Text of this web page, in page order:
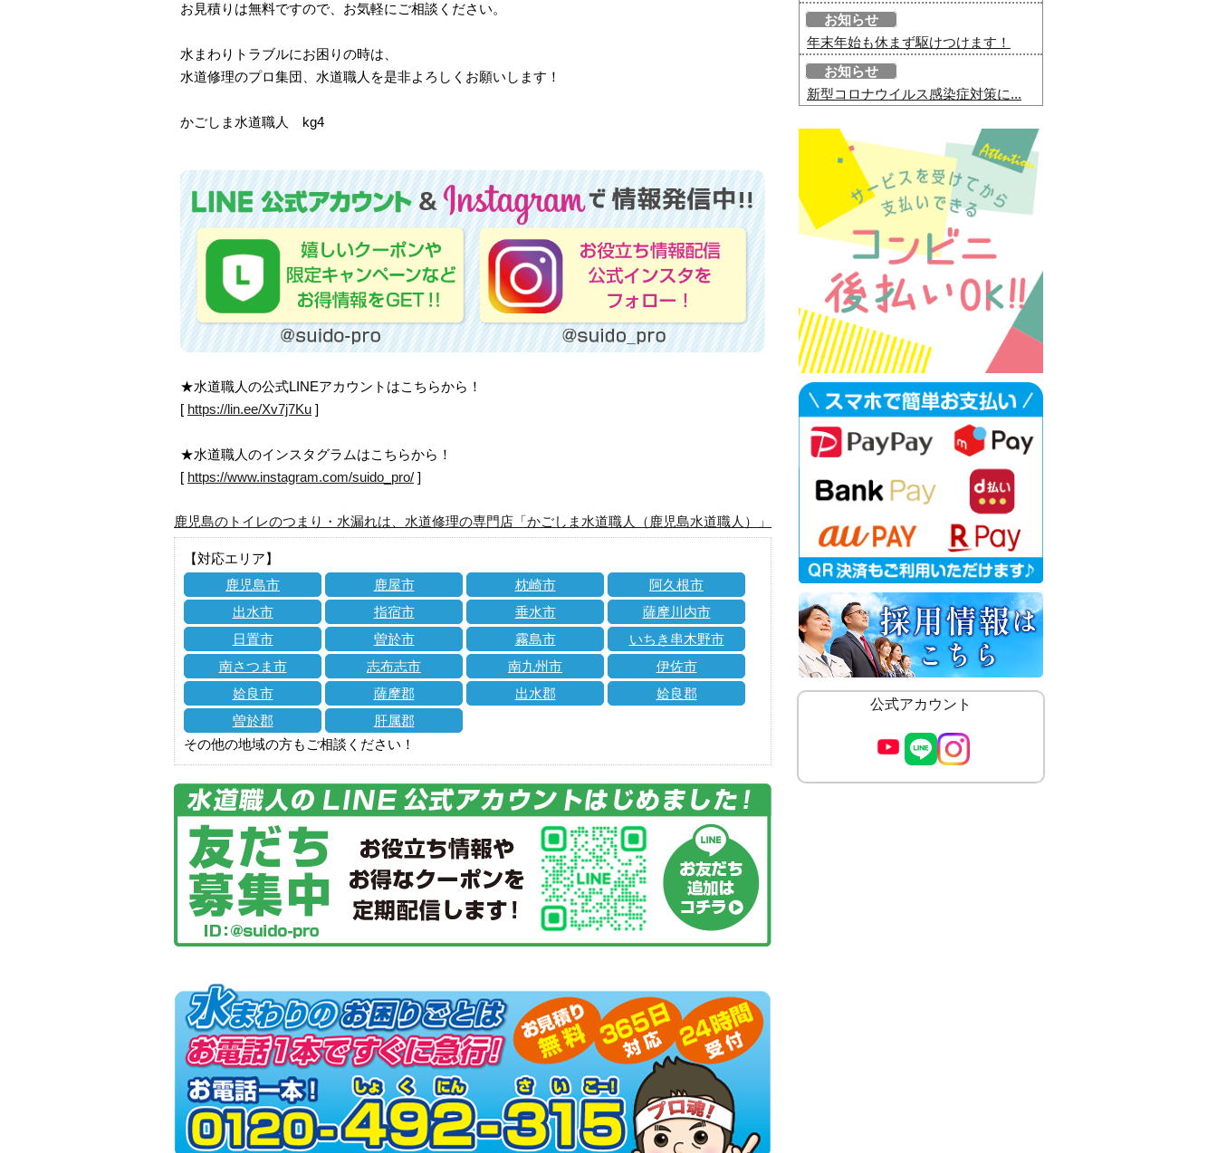
お見積りは無料ですので、お気軽にご相談ください。
水まわりトラブルにお困りの時は、
水道修理のプロ集団、水道職人を是非よろしくお願いします！
かごしま水道職人 kg4
★水道職人の公式LINEアカウントはこちらから！
[ https://lin.ee/Xv7j7Ku ]
★水道職人のインスタグラムはこちらから！
[ https://www.instagram.com/suido_pro/ ]
鹿児島のトイレのつまり・水漏れは、水道修理の専門店「かごしま水道職人（鹿児島水道職人）」
【対応エリア】
鹿児島市
鹿屋市 枕崎市
阿久根市
出水市
指宿市 垂水市
薩摩川内市
日置市
曽於市 霧島市
いちき串木野市
南さつま市
志布志市 南九州市
伊佐市
姶良市
薩摩郡 出水郡
姶良郡
曽於郡
肝属郡
その他の地域の方もご相談ください！
お知らせ
年末年始も休まず駆けつけます！
お知らせ
新型コロナウイルス感染症対策に...
公式アカウント